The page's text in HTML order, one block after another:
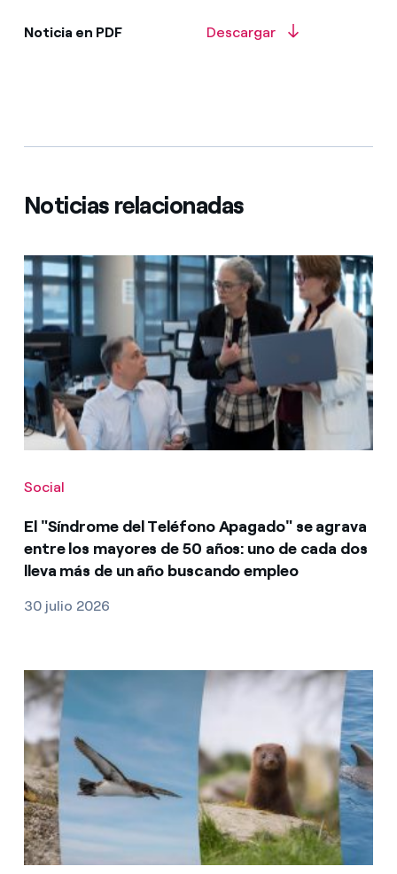
Noticia en PDF Descargar
Noticias relacionadas
Social
El "Síndrome del Teléfono Apagado" se agrava
entre los mayores de 50 años: uno de cada dos
lleva más de un año buscando empleo
30 julio 2026